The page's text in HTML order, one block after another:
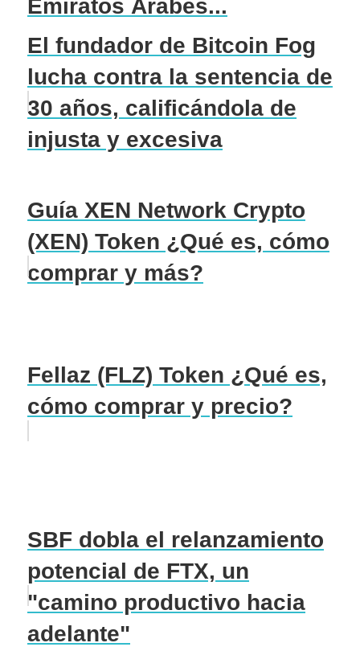
Emiratos Árabes...
El fundador de Bitcoin Fog
lucha contra la sentencia de
30 años, calificándola de
injusta y excesiva
Guía XEN Network Crypto
(XEN) Token ¿Qué es, cómo
comprar y más?
Fellaz (FLZ) Token ¿Qué es,
cómo comprar y precio?
SBF dobla el relanzamiento
potencial de FTX, un
"camino productivo hacia
adelante"